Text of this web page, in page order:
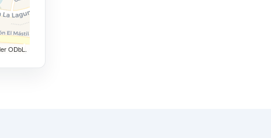
ODbL.